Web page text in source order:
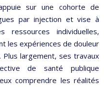
sur une cohorte de
par injection et vise à
ressources individuelles,
les expériences de douleur
Plus largement, ses travaux
de santé publique
comprendre les réalités